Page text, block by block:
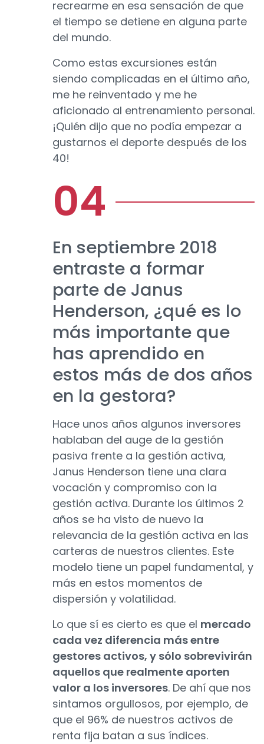
recrearme en esa sensación de que
el tiempo se detiene en alguna parte
del mundo.
Como estas excursiones están
siendo complicadas en el último año,
me he reinventado y me he
aficionado al entrenamiento personal.
¡Quién dijo que no podía empezar a
gustarnos el deporte después de los
40!
En septiembre 2018
entraste a formar
parte de Janus
Henderson, ¿qué es lo
más importante que
has aprendido en
estos más de dos años
en la gestora?
Hace unos años algunos inversores
hablaban del auge de la gestión
pasiva frente a la gestión activa,
Janus Henderson tiene una clara
vocación y compromiso con la
gestión activa. Durante los últimos 2
años se ha visto de nuevo la
relevancia de la gestión activa en las
carteras de nuestros clientes. Este
modelo tiene un papel fundamental, y
más en estos momentos de
dispersión y volatilidad.
Lo que sí es cierto es que el mercado
cada vez diferencia más entre
gestores activos, y sólo sobrevivirán
aquellos que realmente aporten
valor a los inversores. De ahí que nos
sintamos orgullosos, por ejemplo, de
que el 96% de nuestros activos de
renta fija batan a sus índices.